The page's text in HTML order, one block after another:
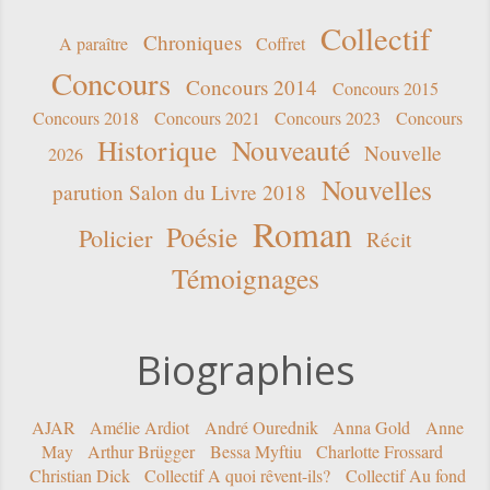
A paraître Chroniques Coffret
Collectif
Concours Concours 2014
Concours 2015
Concours 2018
Concours 2021 Concours 2023
Concours
2026
Historique Nouveauté Nouvelle
parution Salon du Livre 2018 Nouvelles
Policier Poésie Roman Récit
Témoignages
Biographies
AJAR Amélie Ardiot André Ourednik Anna Gold
Anne
May
Arthur Brügger Bessa Myftiu
Charlotte Frossard
Christian Dick
Collectif A quoi rêvent-ils?
Collectif Au fond